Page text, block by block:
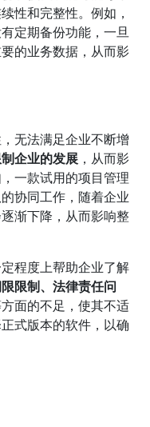
性和完整性。例如，
定期备份功能，一旦
的业务数据，从而影
无法满足企业不断增
企业的发展 ，从而影
一款试用的项目管理
协同工作，随着企业
渐下降，从而影响整
程度上帮助企业了解
限制、法律责任问
面的不足，使其不适
式版本的软件，以确